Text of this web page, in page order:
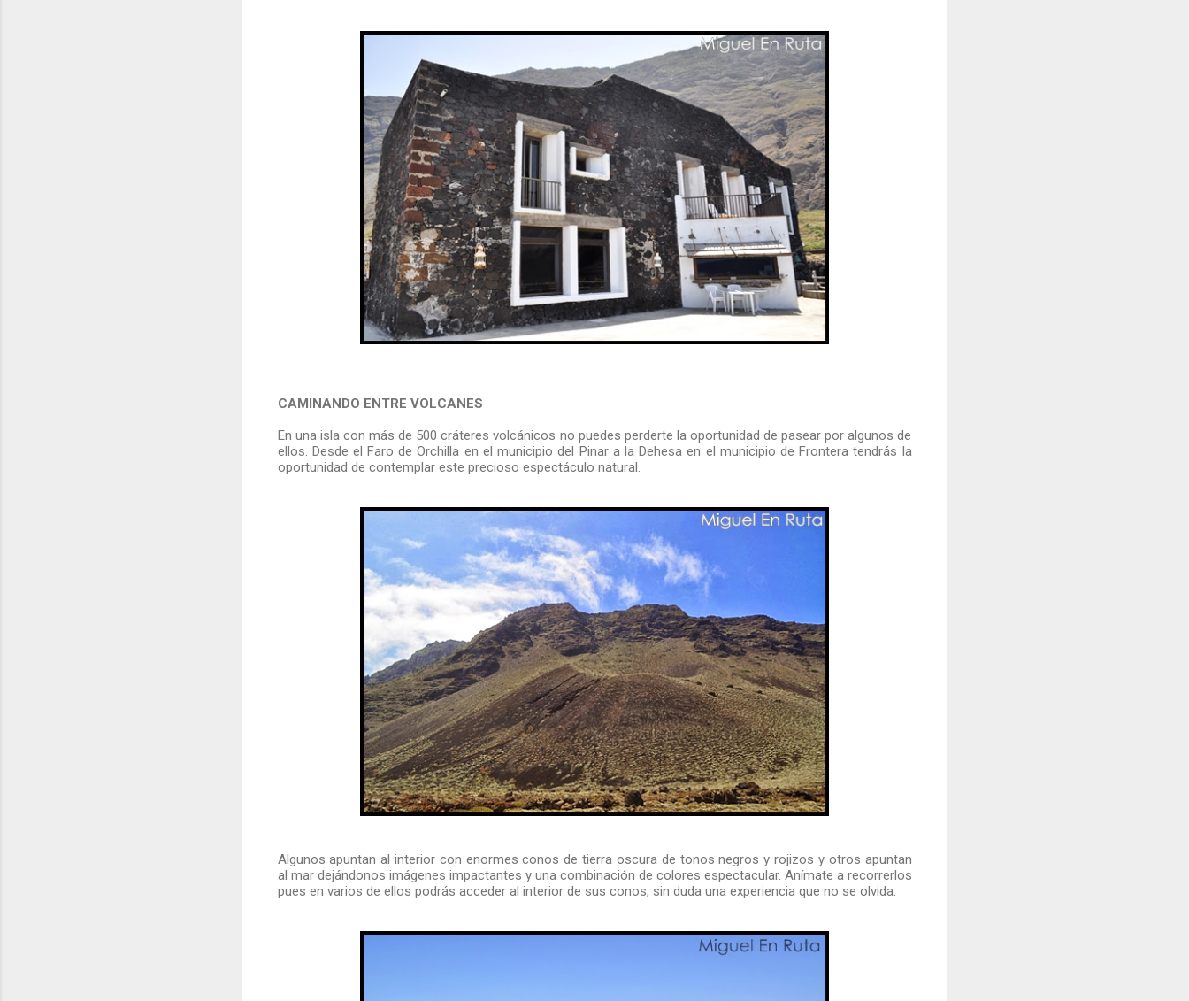
CAMINANDO ENTRE VOLCANES
En una isla con más de 500 cráteres volcánicos no puedes perderte la oportunidad de pasear por algunos de
ellos. Desde el Faro de Orchilla en el municipio del Pinar a la Dehesa en el municipio de Frontera tendrás la
oportunidad de contemplar este precioso espectáculo natural.
Algunos apuntan al interior con enormes conos de tierra oscura de tonos negros y rojizos y otros apuntan
al mar dejándonos imágenes impactantes y una combinación de colores espectacular. Anímate a recorrerlos
pues en varios de ellos podrás acceder al interior de sus conos, sin duda una experiencia que no se olvida.